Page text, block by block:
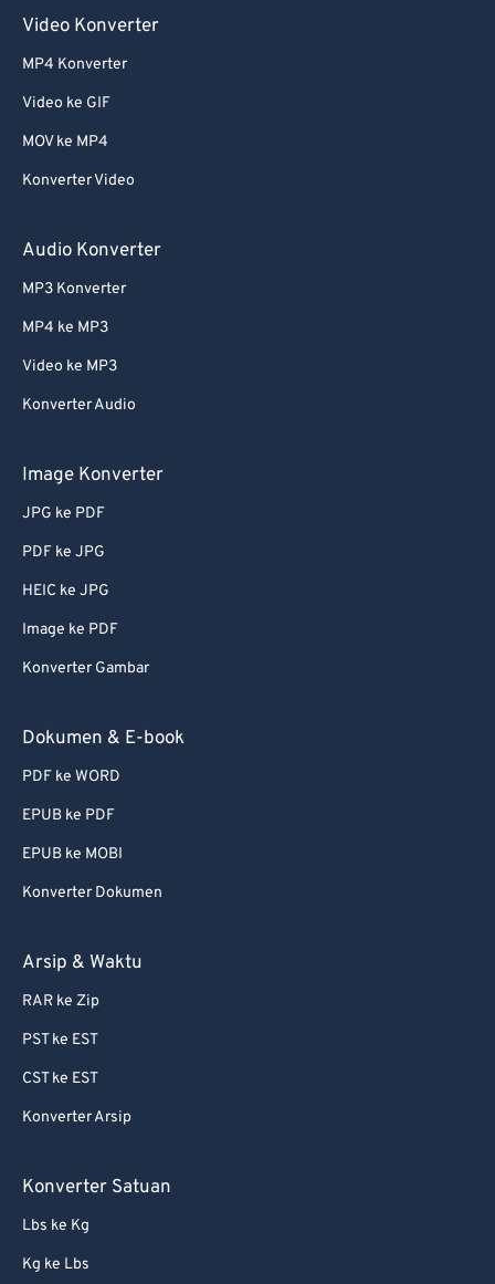
Video Konverter
MP4 Konverter
Video ke GIF
MOV ke MP4
Konverter Video
Audio Konverter
MP3 Konverter
MP4 ke MP3
Video ke MP3
Konverter Audio
Image Konverter
JPG ke PDF
PDF ke JPG
HEIC ke JPG
Image ke PDF
Konverter Gambar
Dokumen & E-book
PDF ke WORD
EPUB ke PDF
EPUB ke MOBI
Konverter Dokumen
Arsip & Waktu
RAR ke Zip
PST ke EST
CST ke EST
Konverter Arsip
Konverter Satuan
Lbs ke Kg
Kg ke Lbs